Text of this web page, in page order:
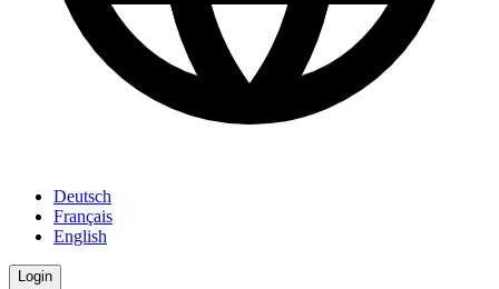
Deutsch
Français
English
Login